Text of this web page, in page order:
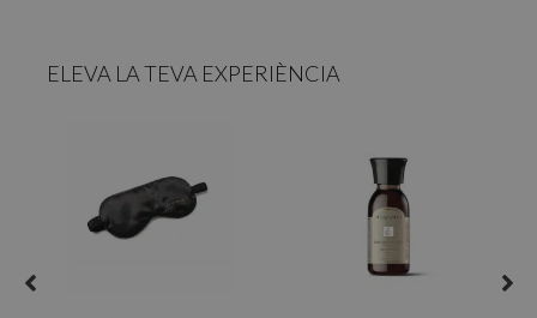
ELEVA LA TEVA EXPERIÈNCIA